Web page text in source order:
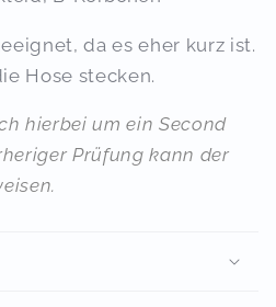
da es eher kurz ist.
Hose stecken.
hierbei um ein Second
Prüfung kann der